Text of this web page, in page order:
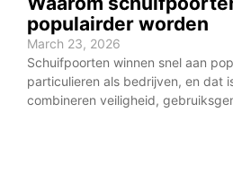
populairder worden
March 23, 2026
Schuifpoorten winnen snel aan
particulieren als bedrijven, en dat
combineren veiligheid,